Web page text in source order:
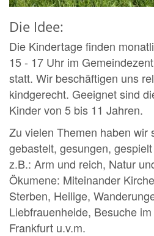
Die Idee:
Die Kindertage finden
15 - 17 Uhr im
statt. Wir beschäftigen uns
kindgerecht. Geeignet sind
Kinder von 5 bis 11 Jahren.
Zu vielen Themen haben wir
gebastelt, gesungen,
z.B.: Arm und reich, Natur
Ökumene: Miteinander
Sterben, Heilige,
Liebfrauenheide, Besuche
Frankfurt u.v.m.